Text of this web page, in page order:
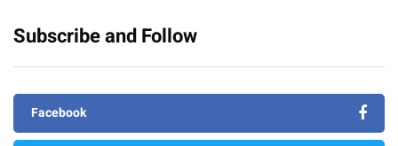
Subscribe and Follow
Facebook